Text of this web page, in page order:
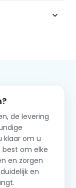
de levering
klaar om u
best om elke
en zorgen
en